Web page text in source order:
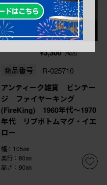
売り切れ
¥3,300 (税込)
商品番号 R-025710
アンティーク雑貨 ビンテー
ジ ファイヤーキング
(FireKing) 1960年代〜1970
年代 リブボトムマグ・イエ
ロー
幅：105㎜
奥行：80㎜
高さ：90㎜